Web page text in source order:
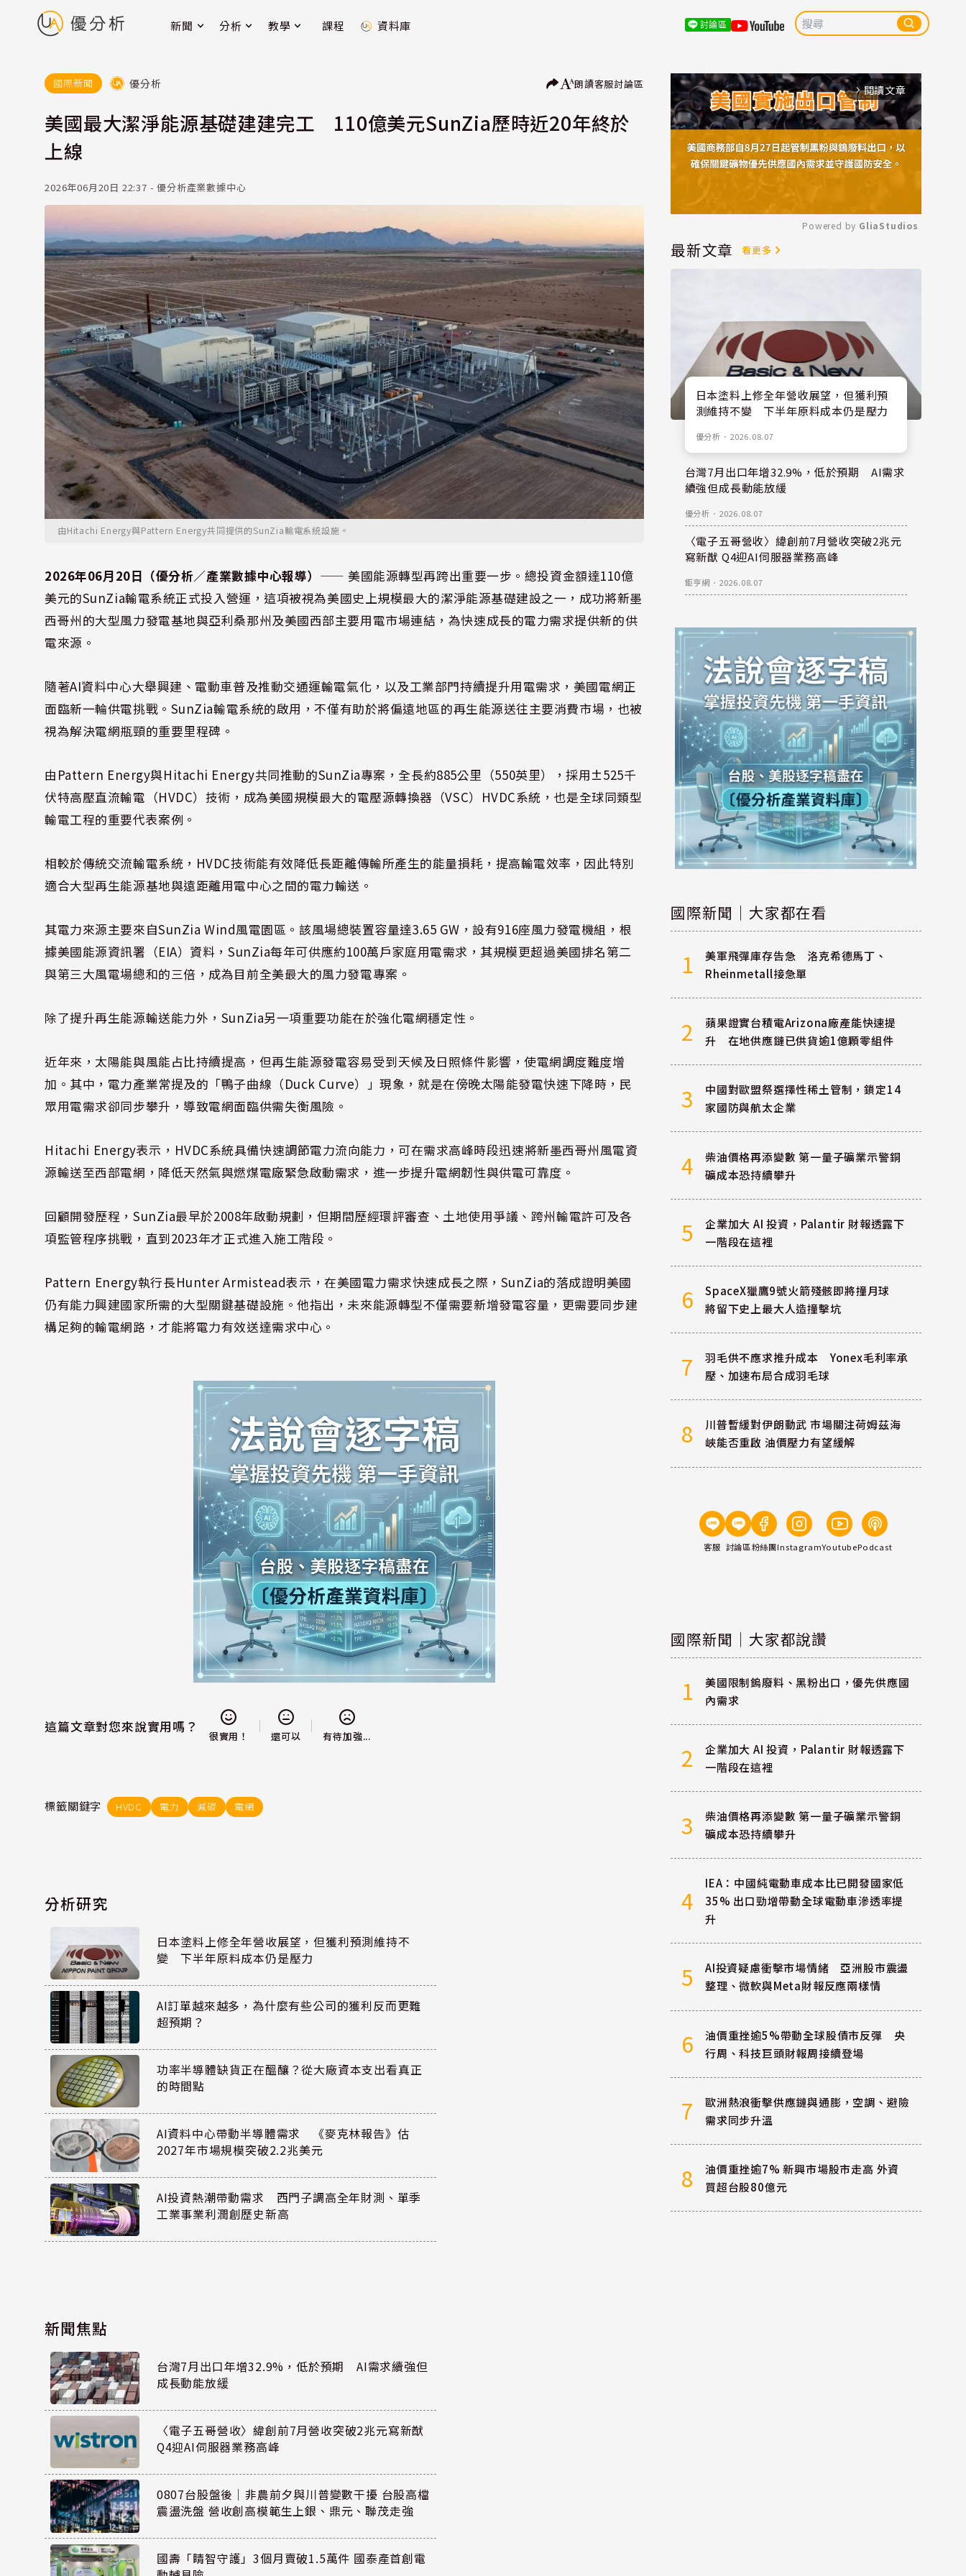
新聞 分析 教學 課程 資料庫 討論區
國際新聞 優分析 朗讀客服討論區
美國最大潔淨能源基礎建建完工 110億美元SunZia歷時近20年終於
上線
2026年06月20日 22:37 - 優分析產業數據中心
由Hitachi Energy與Pattern Energy共同提供的SunZia輸電系統設施。
2026年06月20日（優分析／產業數據中心報導） ⸺ 美國能源轉型再跨出重要一步。總投資金額達110億
美元的SunZia輸電系統正式投入營運，這項被視為美國史上規模最大的潔淨能源基礎建設之一，成功將新墨
西哥州的大型風力發電基地與亞利桑那州及美國西部主要用電市場連結，為快速成長的電力需求提供新的供
電來源。
隨著AI資料中心大舉興建、電動車普及推動交通運輸電氣化，以及工業部門持續提升用電需求，美國電網正
面臨新一輪供電挑戰。SunZia輸電系統的啟用，不僅有助於將偏遠地區的再生能源送往主要消費市場，也被
視為解決電網瓶頸的重要里程碑。
由Pattern Energy與Hitachi Energy共同推動的SunZia專案，全長約885公里（550英里），採用±525千
伏特高壓直流輸電（HVDC）技術，成為美國規模最大的電壓源轉換器（VSC）HVDC系統，也是全球同類型
輸電工程的重要代表案例。
相較於傳統交流輸電系統，HVDC技術能有效降低長距離傳輸所產生的能量損耗，提高輸電效率，因此特別
適合大型再生能源基地與遠距離用電中心之間的電力輸送。
其電力來源主要來自SunZia Wind風電園區。該風場總裝置容量達3.65 GW，設有916座風力發電機組，根
據美國能源資訊署（EIA）資料，SunZia每年可供應約100萬戶家庭用電需求，其規模更超過美國排名第二
與第三大風電場總和的三倍，成為目前全美最大的風力發電專案。
除了提升再生能源輸送能力外，SunZia另一項重要功能在於強化電網穩定性。
近年來，太陽能與風能占比持續提高，但再生能源發電容易受到天候及日照條件影響，使電網調度難度增
加。其中，電力產業常提及的「鴨子曲線（Duck Curve）」現象，就是在傍晚太陽能發電快速下降時，民
眾用電需求卻同步攀升，導致電網面臨供需失衡風險。
Hitachi Energy表示，HVDC系統具備快速調節電力流向能力，可在需求高峰時段迅速將新墨西哥州風電資
源輸送至西部電網，降低天然氣與燃煤電廠緊急啟動需求，進一步提升電網韌性與供電可靠度。
回顧開發歷程，SunZia最早於2008年啟動規劃，但期間歷經環評審查、土地使用爭議、跨州輸電許可及各
項監管程序挑戰，直到2023年才正式進入施工階段。
Pattern Energy執行長Hunter Armistead表示，在美國電力需求快速成長之際，SunZia的落成證明美國
仍有能力興建國家所需的大型關鍵基礎設施。他指出，未來能源轉型不僅需要新增發電容量，更需要同步建
構足夠的輸電網路，才能將電力有效送達需求中心。
這篇文章對您來說實用嗎？
很實用！ 還可以 有待加強...
標籤關鍵字 HVDC 電力 減碳 電網
分析研究
日本塗料上修全年營收展望，但獲利預測維持不
變 下半年原料成本仍是壓力
AI訂單越來越多，為什麼有些公司的獲利反而更難
超預期？
功率半導體缺貨正在醞釀？從大廠資本支出看真正
的時間點
AI資料中心帶動半導體需求 《麥克林報告》估
2027年市場規模突破2.2兆美元
AI投資熱潮帶動需求 西門子調高全年財測、單季
工業事業利潤創歷史新高
新聞焦點
台灣7月出口年增32.9%，低於預期 AI需求續強但
成長動能放緩
〈電子五哥營收〉緯創前7月營收突破2兆元寫新猷
Q4迎AI伺服器業務高峰
0807台股盤後｜非農前夕與川普變數干擾 台股高檔
震盪洗盤 營收創高模範生上銀、鼎元、聯茂走強
國壽「睛智守護」3個月賣破1.5萬件 國泰產首創電
arrow_forward_ios 閱讀文章
Mute
Powered by GliaStudios
最新文章 看更多
日本塗料上修全年營收展望，但獲利預
測維持不變 下半年原料成本仍是壓力
優分析 ． 2026.08.07
台灣7月出口年增32.9%，低於預期 AI需求
續強但成長動能放緩
優分析 ． 2026.08.07
〈電子五哥營收〉緯創前7月營收突破2兆元
寫新猷 Q4迎AI伺服器業務高峰
鉅亨網 ． 2026.08.07
國際新聞｜大家都在看
1
美軍飛彈庫存告急 洛克希德馬丁、
Rheinmetall接急單
2
蘋果證實台積電Arizona廠產能快速提
升 在地供應鏈已供貨逾1億顆零組件
3
中國對歐盟祭選擇性稀土管制，鎖定14
家國防與航太企業
4
柴油價格再添變數 第一量子礦業示警銅
礦成本恐持續攀升
5
企業加大 AI 投資，Palantir 財報透露下
一階段在這裡
6
SpaceX獵鷹9號火箭殘骸即將撞月球
將留下史上最大人造撞擊坑
7
羽毛供不應求推升成本 Yonex毛利率承
壓、加速布局合成羽毛球
8
川普暫緩對伊朗動武 市場關注荷姆茲海
峽能否重啟 油價壓力有望緩解
客服 討論區粉絲團InstagramYoutubePodcast
國際新聞｜大家都說讚
1
美國限制鎢廢料、黑粉出口，優先供應國
內需求
2
企業加大 AI 投資，Palantir 財報透露下
一階段在這裡
3
柴油價格再添變數 第一量子礦業示警銅
礦成本恐持續攀升
4
IEA：中國純電動車成本比已開發國家低
35% 出口勁增帶動全球電動車滲透率提
升
5
AI投資疑慮衝擊市場情緒 亞洲股市震盪
整理、微軟與Meta財報反應兩樣情
6
油價重挫逾5%帶動全球股債市反彈 央
行周、科技巨頭財報周接續登場
7
歐洲熱浪衝擊供應鏈與通膨，空調、避險
需求同步升溫
8
油價重挫逾7% 新興市場股市走高 外資
買超台股80億元